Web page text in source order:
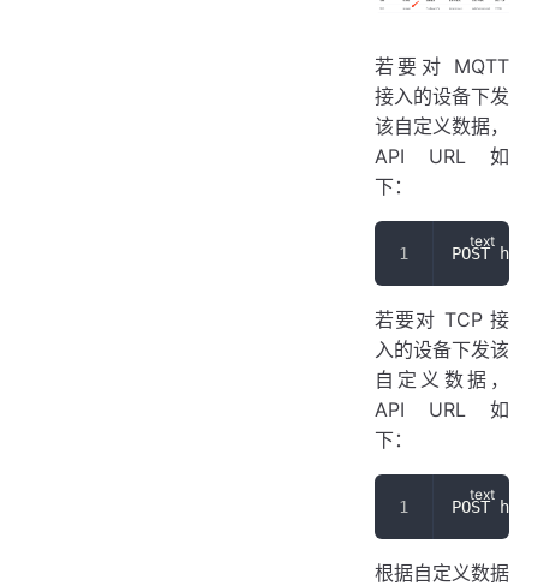
若要对 MQTT
接入的设备下发
该自定义数据，
API URL 如
下：
POST
若要对 TCP 接
入的设备下发该
自定义数据，
API URL 如
下：
POST
根据自定义数据